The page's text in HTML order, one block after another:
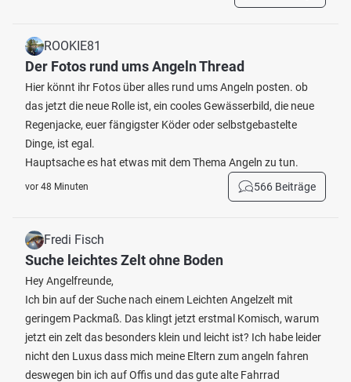
ROOKIE81
Der Fotos rund ums Angeln Thread
Hier könnt ihr Fotos über alles rund ums Angeln posten. ob
das jetzt die neue Rolle ist, ein cooles Gewässerbild, die neue
Regenjacke, euer fängigster Köder oder selbstgebastelte
Dinge, ist egal.
Hauptsache es hat etwas mit dem Thema Angeln zu tun.
vor 48 Minuten 566 Beiträge
Fredi Fisch
Suche leichtes Zelt ohne Boden
Hey Angelfreunde,
Ich bin auf der Suche nach einem Leichten Angelzelt mit
geringem Packmaß. Das klingt jetzt erstmal Komisch, warum
jetzt ein zelt das besonders klein und leicht ist? Ich habe leider
nicht den Luxus dass mich meine Eltern zum angeln fahren
deswegen bin ich auf Offis und das gute alte Fahrrad